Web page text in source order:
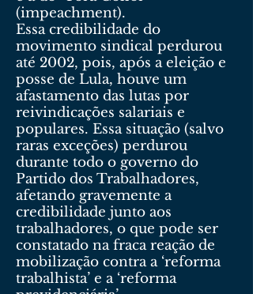
(impeachment).
Essa credibilidade do
movimento sindical perdurou
até 2002, pois, após a eleição e
posse de Lula, houve um
afastamento das lutas por
reivindicações salariais e
populares. Essa situação (salvo
raras exceções) perdurou
durante todo o governo do
Partido dos Trabalhadores,
afetando gravemente a
credibilidade junto aos
trabalhadores, o que pode ser
constatado na fraca reação de
mobilização contra a ‘reforma
trabalhista’ e a ‘reforma